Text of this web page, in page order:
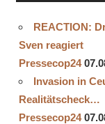
REACTION:
Sven reagiert
Pressecop24
Invasion in
Realitätscheck…
Pressecop24